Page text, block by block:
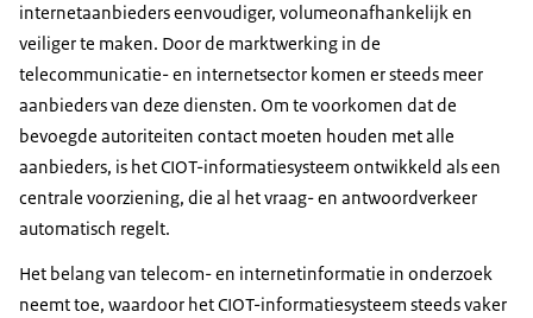
internetaanbieders eenvoudiger, volumeonafhankelijk en
veiliger te maken. Door de marktwerking in de
telecommunicatie- en internetsector komen er steeds meer
aanbieders van deze diensten. Om te voorkomen dat de
bevoegde autoriteiten contact moeten houden met alle
aanbieders, is het CIOT-informatiesysteem ontwikkeld als een
centrale voorziening, die al het vraag- en antwoordverkeer
automatisch regelt.
Het belang van telecom- en internetinformatie in onderzoek
neemt toe, waardoor het CIOT-informatiesysteem steeds vaker